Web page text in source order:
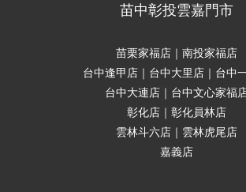
苗中彰投雲嘉門市
苗栗家福店｜南投家福店
台中逢甲店｜台中大里店｜台中
台中大連店｜台中文心家福
彰化店｜彰化員林店
雲林斗六店｜雲林虎尾店
嘉義店